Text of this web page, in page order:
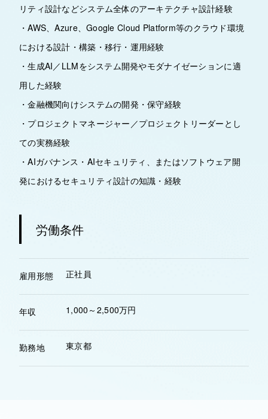
リティ設計などシステム全体のアーキテクチャ設計経験
・AWS、Azure、Google Cloud Platform等のクラウド環境
における設計・構築・移行・運用経験
・生成AI／LLMをシステム開発やモダナイゼーションに適
用した経験
・金融機関向けシステムの開発・保守経験
・プロジェクトマネージャー／プロジェクトリーダーとし
ての実務経験
・AIガバナンス・AIセキュリティ、またはソフトウェア開
発におけるセキュリティ設計の知識・経験
労働条件
雇用形態 正社員
年収 1,000～2,500万円
勤務地 東京都